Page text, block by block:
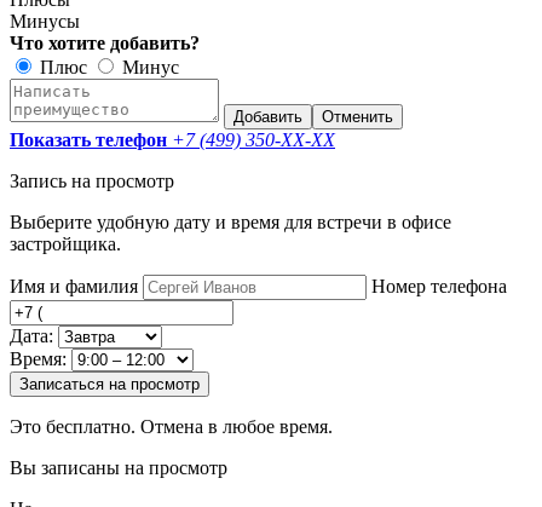
Минусы
Что хотите добавить?
Плюс
Минус
Добавить Отменить
Показать телефон +7 (499) 350-XX-XX
Запись на просмотр
Выберите удобную дату и время для встречи в офисе
застройщика.
Имя и фамилия Номер телефона
Дата:
Время:
Записаться на просмотр
Это бесплатно. Отмена в любое время.
Вы записаны на просмотр